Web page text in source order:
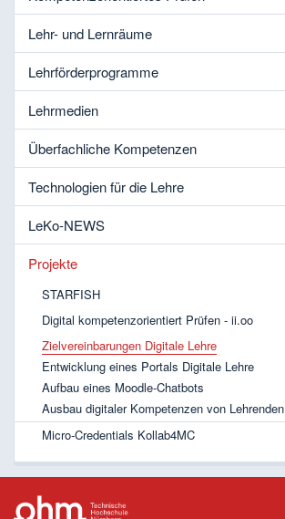
Lehr- und Lernräume
Lehrförderprogramme
Lehrmedien
Überfachliche Kompetenzen
Technologien für die Lehre
LeKo-NEWS
Projekte
STARFISH
Digital kompetenzorientiert Prüfen - ii.oo
Zielvereinbarungen Digitale Lehre
Entwicklung eines Portals Digitale Lehre
Aufbau eines Moodle-Chatbots
Ausbau digitaler Kompetenzen von Lehrenden
Micro-Credentials Kollab4MC